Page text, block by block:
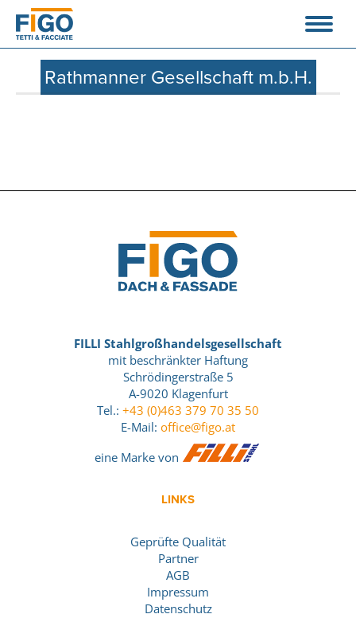
Rathmanner Gesellschaft m.b.H.
FILLI Stahlgroßhandelsgesellschaft
mit beschränkter Haftung
Schrödingerstraße 5
A-9020 Klagenfurt
Tel.: +43 (0)463 379 70 35 50
E-Mail: office@figo.at
eine Marke von
LINKS
Geprüfte Qualität
Partner
AGB
Impressum
Datenschutz